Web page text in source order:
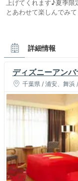
上げてくれます♪夏季
とあわせて楽しんでみて
詳細情報
ディズニーアン
千葉県 / 浦安、舞浜